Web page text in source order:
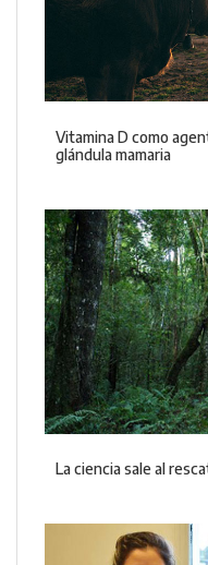
Vitamina D como
glándula mamaria
La ciencia sale al